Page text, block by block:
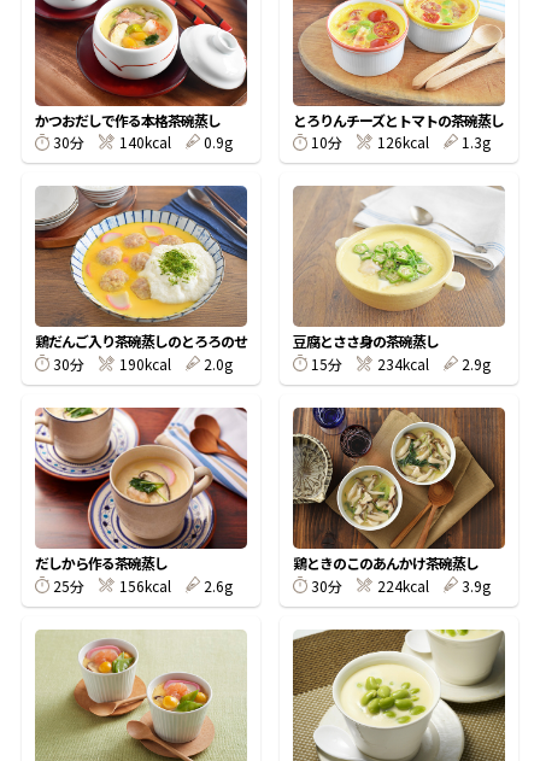
楽チン屋® ストレートつゆ
新鮮一番 『氷熟®』
レシピ特設サイト
割烹白だしレシピ特集
だし巻き卵特集
かつおだしが決め手！簡単茶碗蒸し
かつおだしで作る本格茶碗蒸し
30分
140kcal 0.9g
とろりんチーズとトマトの茶碗蒸し
10分
126kcal 1.3g
鶏だんご入り茶碗蒸しのとろろのせ
30分
190kcal 2.0g
豆腐とささ身の茶碗蒸し
15分
234kcal 2.9g
だしから作る茶碗蒸し
25分
156kcal 2.6g
鶏ときのこのあんかけ茶碗蒸し
30分
224kcal 3.9g